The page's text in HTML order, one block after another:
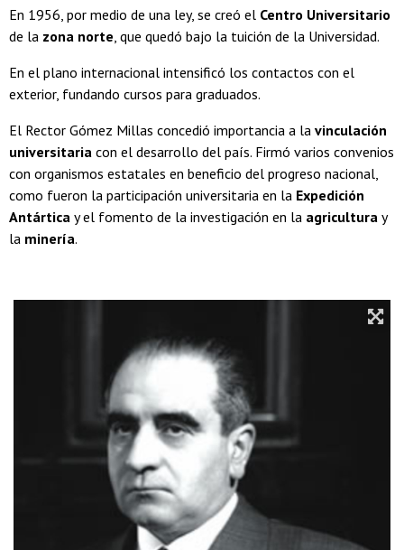
En 1956, por medio de una ley, se creó el Centro Universitario
de la zona norte, que quedó bajo la tuición de la Universidad.
En el plano internacional intensificó los contactos con el
exterior, fundando cursos para graduados.
El Rector Gómez Millas concedió importancia a la vinculación
universitaria con el desarrollo del país. Firmó varios convenios
con organismos estatales en beneficio del progreso nacional,
como fueron la participación universitaria en la Expedición
Antártica y el fomento de la investigación en la agricultura y
la minería.